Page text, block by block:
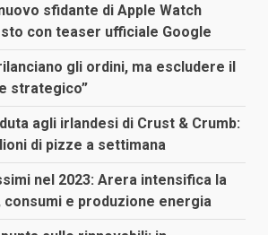
sfidante di Apple Watch
con teaser ufficiale Google
gli ordini, ma escludere il
strategico”
agli irlandesi di Crust & Crumb:
di pizze a settimana
nel 2023: Arera intensifica la
consumi e produzione energia